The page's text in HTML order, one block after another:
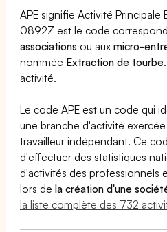
APE signifie Activité Principale
0892Z est le code
associations ou auxmicro-
nommée Extraction de tourbe
activité.
Le code APE est un code qui
une branche d'activité
travailleur indépendant. Ce
d'effectuer des statistiques
d'activités des professionnels
lors dela création d'une
la liste complète des 732